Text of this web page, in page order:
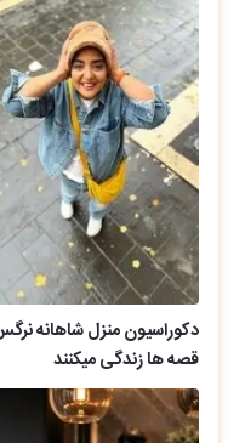
دکوراسیون منزل شاهانه
قصه ها زندگی میکنند